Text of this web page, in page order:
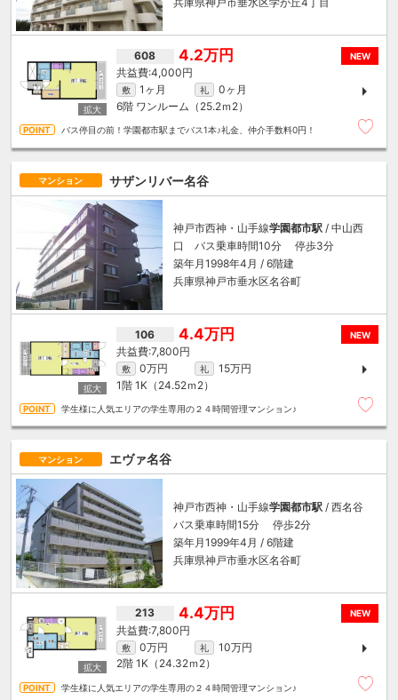
NEW
608 4.2万円
4,000円
敷 1ヶ月 礼
0ヶ月
6階 ワンルーム（25.2ｍ 2）
バス停目の前！学園都市駅までバス1本♪礼金、仲介手数料0円！
マンション サザンリバー名谷
神戸市西神・山手線学園都市駅 / 中山西
口 バス乗車時間10分 停歩3分
築年月1998年4月 / 6階建
兵庫県神戸市垂水区名谷町
NEW
106 4.4万円
7,800円
敷 0万円 礼
15万円
1階 1K（24.52ｍ 2）
学生様に人気エリアの学生専用の２４時間管理マンション♪
マンション エヴァ名谷
神戸市西神・山手線学園都市駅 / 西名谷
バス乗車時間15分 停歩2分
築年月1999年4月 / 6階建
兵庫県神戸市垂水区名谷町
NEW
213 4.4万円
7,800円
敷 0万円 礼
10万円
2階 1K（24.32ｍ 2）
学生様に人気エリアの学生専用の２４時間管理マンション♪